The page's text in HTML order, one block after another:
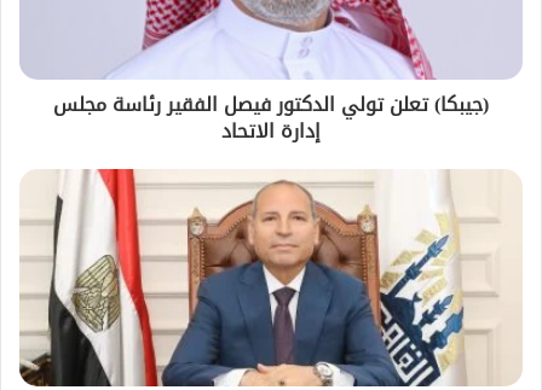
(جيبكا) تعلن تولي الدكتور فيصل الفقير رئاسة مجلس
إدارة الاتحاد